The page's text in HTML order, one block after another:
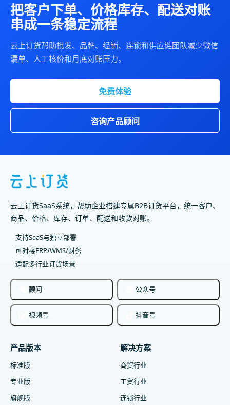
把客户下单、价格库存、配送对账
串成一条稳定流程
云上订货帮助批发、品牌、经销、连锁和供应链团队减少微信
漏单、人工核价和月底对账压力。
免费体验
咨询产品顾问
云上订货SaaS系统，帮助企业搭建专属B2B订货平台，统一客户、
商品、价格、库存、订单、配送和收款对账。
支持SaaS与独立部署
可对接ERP/WMS/财务
适配多行业订货场景
顾问 公众号
视频号 抖音号
产品版本
标准版
专业版
旗舰版
解决方案
商贸行业
工贸行业
连锁行业